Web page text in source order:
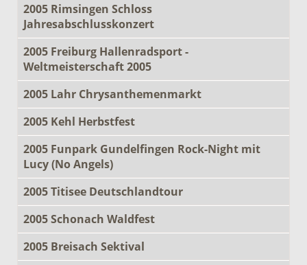
2005 Rimsingen Schloss
Jahresabschlusskonzert
2005 Freiburg Hallenradsport -
Weltmeisterschaft 2005
2005 Lahr Chrysanthemenmarkt
2005 Kehl Herbstfest
2005 Funpark Gundelfingen Rock-Night mit
Lucy (No Angels)
2005 Titisee Deutschlandtour
2005 Schonach Waldfest
2005 Breisach Sektival